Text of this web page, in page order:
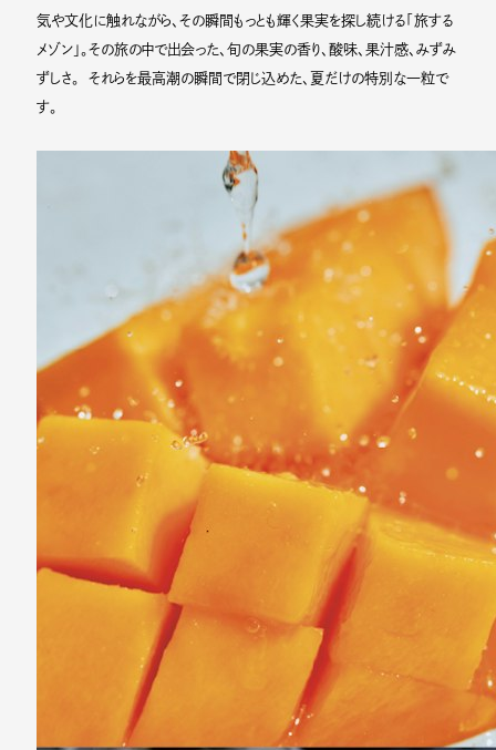
気や文化に触れながら、その瞬間もっとも輝く果実を探し続ける「旅する
メゾン」。その旅の中で出会った、旬の果実の香り、酸味、果汁感、みずみ
ずしさ。 それらを最高潮の瞬間で閉じ込めた、夏だけの特別な一粒で
す。